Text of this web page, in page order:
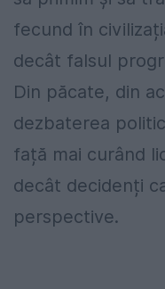
fecund în
decât falsul
Din păcate, din
dezbaterea
față mai curând
decât decidenți
perspective.